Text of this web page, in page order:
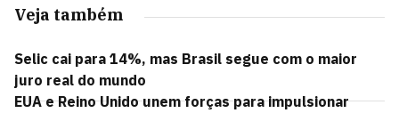
Veja também
Selic cai para 14%, mas Brasil segue com o maior
juro real do mundo
EUA e Reino Unido unem forças para impulsionar